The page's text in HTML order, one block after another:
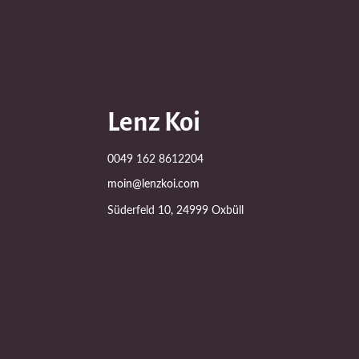
Lenz Koi
0049 162 8612204
moin@lenzkoi.com
Süderfeld 10, 24999 Oxbüll